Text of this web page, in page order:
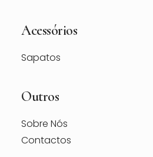
Acessórios
Sapatos
Outros
Sobre Nós
Contactos